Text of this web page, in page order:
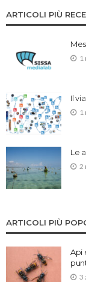
ARTICOLI PIÙ
1
Il
1
Le
2
ARTICOLI PIÙ
Api
3